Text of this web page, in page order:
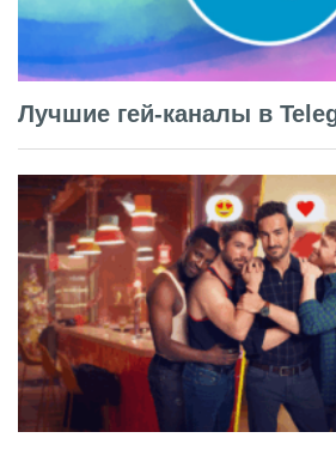
Лучшие гей-каналы в